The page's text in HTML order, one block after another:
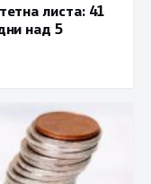
листа: 41
над 5